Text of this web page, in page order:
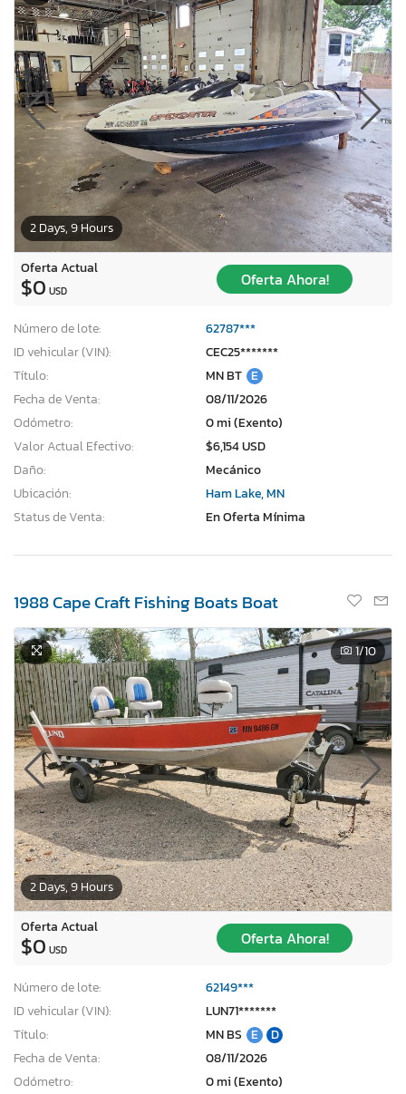
2 Days, 9 Hours
Oferta Actual
$0 USD
Oferta Ahora!
Número de lote:
62787***
ID vehicular (VIN):
CEC25*******
Título:
MN BT E
Fecha de Venta:
08/11/2026
Odómetro:
0 mi (Exento)
Valor Actual Efectivo:
$6,154 USD
Daño:
Mecánico
Ubicación:
Ham Lake, MN
Status de Venta:
En Oferta Mínima
1988 Cape Craft Fishing Boats Boat
2 Days, 9 Hours
1/10
Oferta Actual
$0 USD
Oferta Ahora!
Número de lote:
62149***
ID vehicular (VIN):
LUN71*******
Título:
MN BS E
D
Fecha de Venta:
08/11/2026
Odómetro:
0 mi (Exento)